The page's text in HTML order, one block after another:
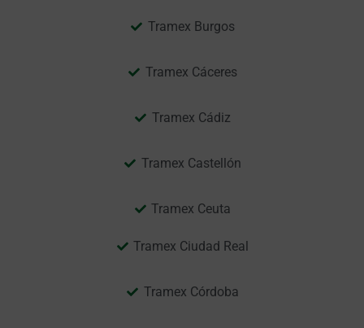
Tramex Burgos
Tramex Cáceres
Tramex Cádiz
Tramex Castellón
Tramex Ceuta
Tramex Ciudad Real
Tramex Córdoba